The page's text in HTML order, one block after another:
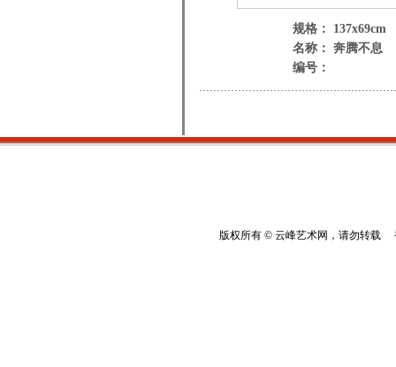
规格： 137x69cm
名称： 奔腾不息
编号：
版权所有 © 云峰艺术网，请勿转载